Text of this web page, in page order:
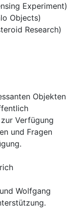
Experiment)
Objects)
Research)
Objekten
Verfügung
und Fragen
Wolfgang